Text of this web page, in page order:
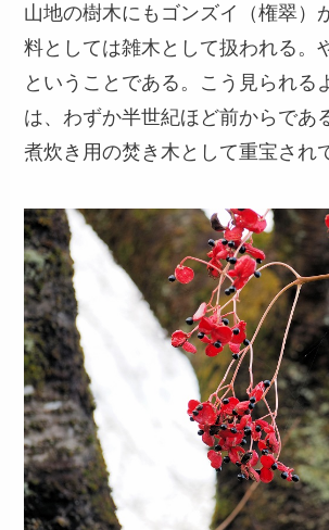
山地の樹木にもゴンズイ（権翠）
料としては雑木として扱われる。
ということである。こう見られる
は、わずか半世紀ほど前からであ
煮炊き用の焚き木として重宝され